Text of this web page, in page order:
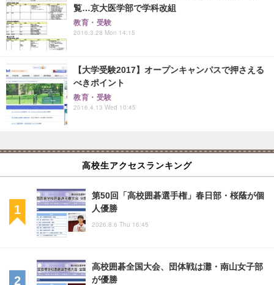
覧…京大医学部で学科改組
教育・受験
2016.3.28 Mon 14:15
【大学受験2017】オープンキャンパスで押さえる
べきポイント
教育・受験
2016.4.13 Wed 10:45
高校生アクセスランキング
第50回「高校囲碁選手権」春日部・桜蔭が個
人優勝
2026.8.6 Thu 16:45
高校囲碁全国大会、団体戦は灘・南山女子部
が優勝